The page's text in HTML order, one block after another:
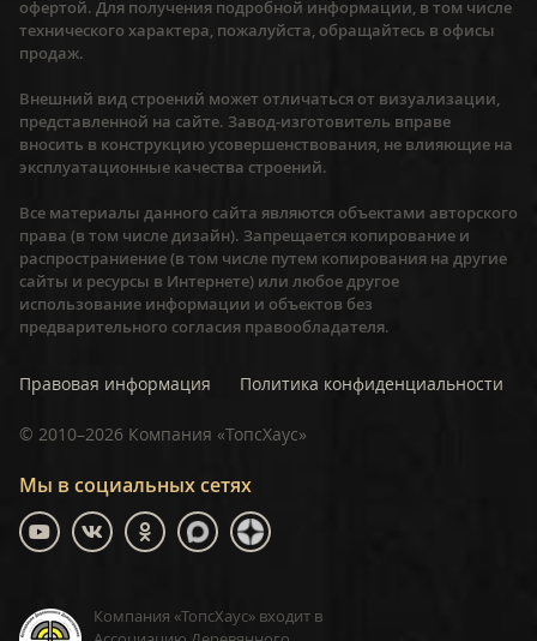
Мы в социальных сетях
Компания «ТопсХаус» входит в
офертой. Для получения подробной информации, в том числе
технического характера, пожалуйста, обращайтесь в офисы
продаж.
Внешний вид строений может отличаться от визуализации,
представленной на сайте. Завод-изготовитель вправе
вносить в конструкцию усовершенствования, не влияющие на
эксплуатационные качества строений.
Все материалы данного сайта являются объектами авторского
права (в том числе дизайн). Запрещается копирование и
распространиение (в том числе путем копирования на другие
сайты и ресурсы в Интернете) или любое другое
использование информации и объектов без
предварительного согласия правообладателя.
Правовая информация Политика конфиденциальности
© 2010–2026 Компания «ТопсХаус»